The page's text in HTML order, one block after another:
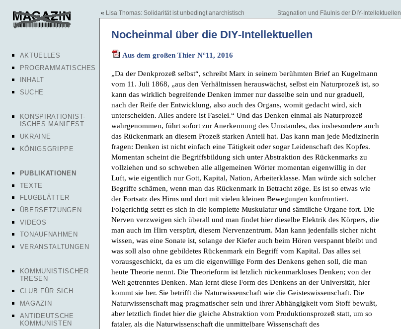
AKTUELLES
PROGRAMMATISCHES
INHALT
SUCHE
KONSPIRATIONIST-
ISCHES MANIFEST
UKRAINE
KÖNIGSGRIPPE
PUBLIKATIONEN
TEXTE
FLUGBLÄTTER
ÜBERSETZUNGEN
VIDEOS
TONAUFNAHMEN
VERANSTALTUNGEN
KOMMUNISTISCHER
TRESEN
CLUB FÜR SICH
MAGAZIN
ANTIDEUTSCHE
KOMMUNISTEN
« Lisa Thomas: Solidarität ist unbedingt anarchistisch Stagnation und Fäulnis der DIY-Intellektuellen
Nocheinmal über die DIY-Intellektuellen
Aus dem großen Thier N°11, 2016
„Da der Denkprozeß selbst“, schreibt Marx in seinem berühmten Brief an Kugelmann
vom 11. Juli 1868, „aus den Verhältnissen herauswächst, selbst ein Naturprozeß ist, so
kann das wirklich begreifende Denken immer nur dasselbe sein und nur graduell,
nach der Reife der Entwicklung, also auch des Organs, womit gedacht wird, sich
unterscheiden. Alles andere ist Faselei.“ Und das Denken einmal als Naturprozeß
wahrgenommen, führt sofort zur Anerkennung des Umstandes, das insbesondere auch
das Rückenmark an diesem Prozeß starken Anteil hat. Das kann man jede Medizinerin
fragen: Denken ist nicht einfach eine Tätigkeit oder sogar Leidenschaft des Kopfes.
Momentan scheint die Begriffsbildung sich unter Abstraktion des Rückenmarks zu
vollziehen und so schweben alle allgemeinen Wörter momentan eigenwillig in der
Luft, wie eigentlich nur Gott, Kapital, Nation, Arbeiterklasse. Man würde sich solcher
Begriffe schämen, wenn man das Rückenmark in Betracht zöge. Es ist so etwas wie
der Fortsatz des Hirns und dort mit vielen kleinen Bewegungen konfrontiert.
Folgerichtig setzt es sich in die komplette Muskulatur und sämtliche Organe fort. Die
Nerven verzweigen sich überall und man findet hier dieselbe Elektrik des Körpers, die
man auch im Hirn verspürt, diesem Nervenzentrum. Man kann jedenfalls sicher nicht
wissen, was eine Sonate ist, solange der Kiefer auch beim Hören verspannt bleibt und
was soll also ohne gebildetes Rückenmark ein Begriff vom Kapital. Das alles sei
vorausgeschickt, da es um die eigenwillige Form des Denkens gehen soll, die man
heute Theorie nennt. Die Theorieform ist letzlich rückenmarkloses Denken; von der
Welt getrenntes Denken. Man lernt diese Form des Denkens an der Universität, hier
kommt sie her. Sie betrifft die Naturwissenschaft wie die Geisteswissenschaft. Die
Naturwissenschaft mag pragmatischer sein und ihrer Abhängigkeit vom Stoff bewußt,
aber letztlich findet hier die gleiche Abstraktion vom Produktionsprozeß statt, um so
fataler, als die Naturwissenschaft die unmittelbare Wissenschaft des